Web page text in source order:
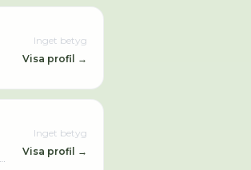
Inget betyg
Visa profil →
Inget betyg
Visa profil →